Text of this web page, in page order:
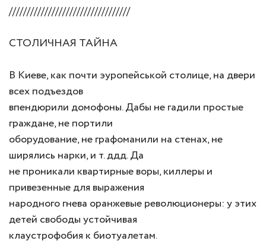
//////////////////////////////////
СТОЛИЧНАЯ ТАЙНА
В Киеве, как почти эуропейськой столице, на двери
всех подъездов
впендюрили домофоны. Дабы не гадили простые
граждане, не портили
оборудование, не графоманили на стенах, не
ширялись нарки, и т. ддд. Да
не проникали квартирные воры, киллеры и
привезенные для выражения
народного гнева оранжевые революционеры: у этих
детей свободы устойчивая
клаустрофобия к биотуалетам.